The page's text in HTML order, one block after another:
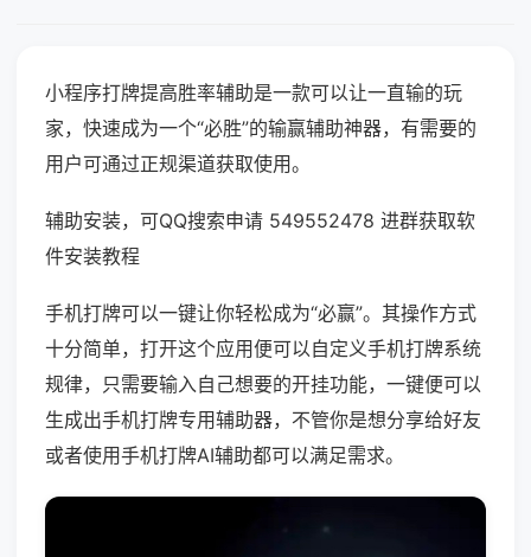
小程序打牌提高胜率辅助是一款可以让一直输的玩
家，快速成为一个“必胜”的输赢辅助神器，有需要的
用户可通过正规渠道获取使用。
辅助安装，可QQ搜索申请 549552478 进群获取软
件安装教程
手机打牌可以一键让你轻松成为“必赢”。其操作方式
十分简单，打开这个应用便可以自定义手机打牌系统
规律，只需要输入自己想要的开挂功能，一键便可以
生成出手机打牌专用辅助器，不管你是想分享给好友
或者使用手机打牌AI辅助都可以满足需求。